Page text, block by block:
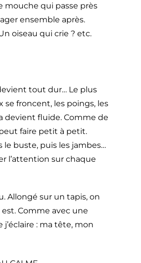
mouche qui passe près
ensemble après.
oiseau qui crie ? etc.
tout dur… Le plus
se froncent, les poings, les
devient fluide. Comme de
faire petit à petit.
le buste, puis les jambes…
l’attention sur chaque
Allongé sur un tapis, on
Comme avec une
: ma tête, mon